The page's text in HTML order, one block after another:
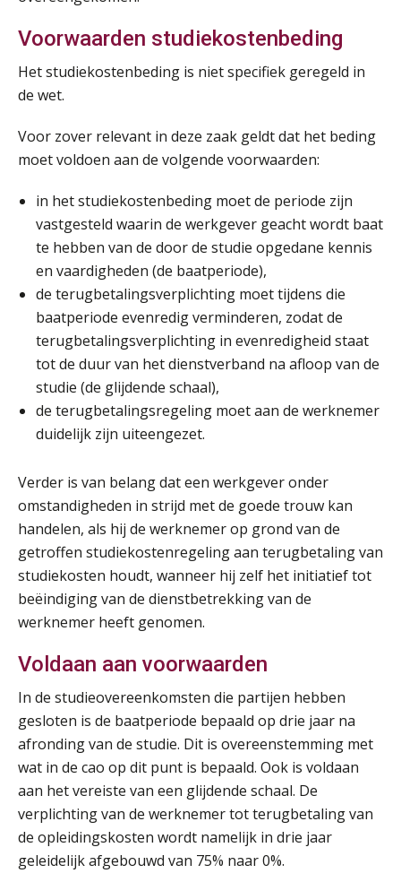
Voorwaarden studiekostenbeding
Het studiekostenbeding is niet specifiek geregeld in
de wet.
Voor zover relevant in deze zaak geldt dat het beding
moet voldoen aan de volgende voorwaarden:
in het studiekostenbeding moet de periode zijn
vastgesteld waarin de werkgever geacht wordt baat
te hebben van de door de studie opgedane kennis
en vaardigheden (de baatperiode),
de terugbetalingsverplichting moet tijdens die
baatperiode evenredig verminderen, zodat de
terugbetalingsverplichting in evenredigheid staat
tot de duur van het dienstverband na afloop van de
studie (de glijdende schaal),
de terugbetalingsregeling moet aan de werknemer
duidelijk zijn uiteengezet.
Verder is van belang dat een werkgever onder
omstandigheden in strijd met de goede trouw kan
handelen, als hij de werknemer op grond van de
getroffen studiekostenregeling aan terugbetaling van
studiekosten houdt, wanneer hij zelf het initiatief tot
beëindiging van de dienstbetrekking van de
werknemer heeft genomen.
Voldaan aan voorwaarden
In de studieovereenkomsten die partijen hebben
gesloten is de baatperiode bepaald op drie jaar na
afronding van de studie. Dit is overeenstemming met
wat in de cao op dit punt is bepaald. Ook is voldaan
aan het vereiste van een glijdende schaal. De
verplichting van de werknemer tot terugbetaling van
de opleidingskosten wordt namelijk in drie jaar
geleidelijk afgebouwd van 75% naar 0%.